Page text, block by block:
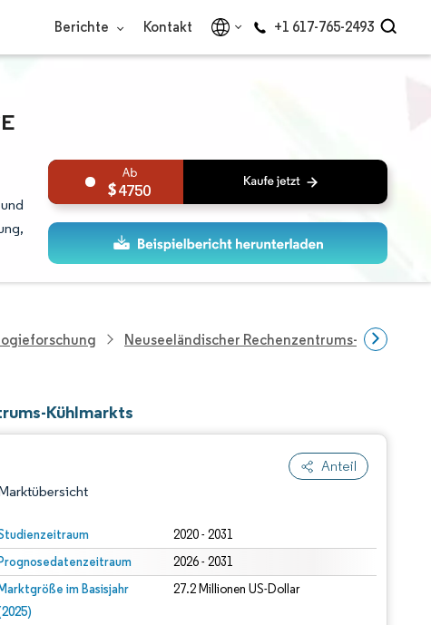
Berichte Kontakt +1 617-765-2493
(
4750
Neuseeländischer Rechenzentrums-Kühlmarkt
Kühlmarkts
Anteil
2020 - 2031
2026 - 2031
im Basisjahr
27.2 Millionen US-Dollar